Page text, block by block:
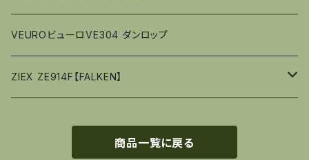
VEUROビューロVE304 ダンロップ
ZIEX ZE914F【FALKEN】
商品一覧に戻る